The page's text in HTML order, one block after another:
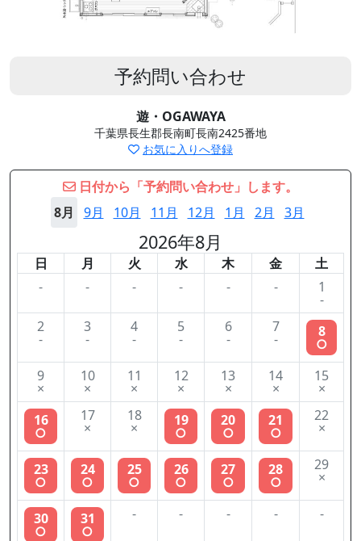
予約問い合わせ
遊・OGAWAYA
千葉県長生郡長南町長南2425番地
お気に入りへ登録
日付から「予約問い合わせ」します。
8月
9月 10月 11月 12月 1月 2月 3月
2026年8月
日 月 火 水 木 金
土
-
- - - - - 1
-
2
-
3
-
4
-
5
-
6
-
7
- 8
○
9
×
10
×
11
×
12
×
13
×
14
×
15
×
16
○
17
×
18
× 19
○
20
○
21
○
22
×
23
○
24
○
25
○
26
○
27
○
28
○
29
×
30
○
31
○
- - - - -